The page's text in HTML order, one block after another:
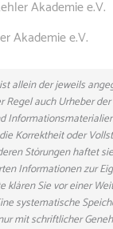
Akademie e.V.
Akademie e.V.
allein der jeweils
Regel auch Urheber
Korrektheit oder
Störungen haftet
Informationen zur
klären Sie vor einer
systematische
mit schriftlicher